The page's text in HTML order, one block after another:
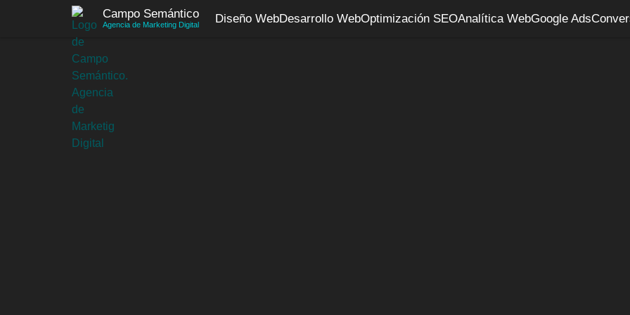
Campo Semántico
Agencia de Marketing Digital Diseño WebDesarrollo WebOptimización SEOAnalítica WebGoogle Ads